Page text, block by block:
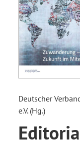
Deutscher
e.V. (Hg.)